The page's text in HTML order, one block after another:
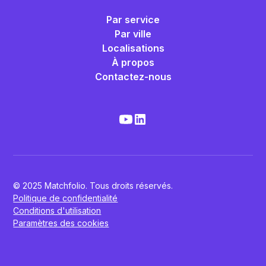
Par service
Par ville
Localisations
À propos
Contactez-nous
© 2025 Matchfolio. Tous droits réservés.
Politique de confidentialité
Conditions d'utilisation
Paramètres des cookies